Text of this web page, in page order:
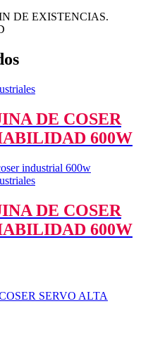
DE EXISTENCIAS.
DE COSER
600W
DE COSER
600W
SERVO ALTA